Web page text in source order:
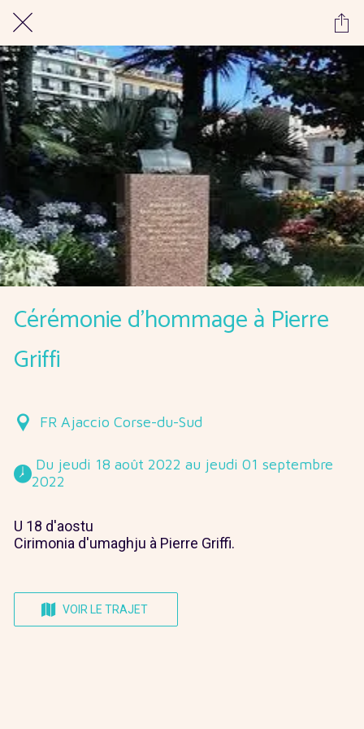
Cérémonie d’hommage à Pierre
Griffi
FR Ajaccio Corse-du-Sud
2022
U 18 d'aostu
Cirimonia d'umaghju à Pierre Griffi.
VOIR LE TRAJET